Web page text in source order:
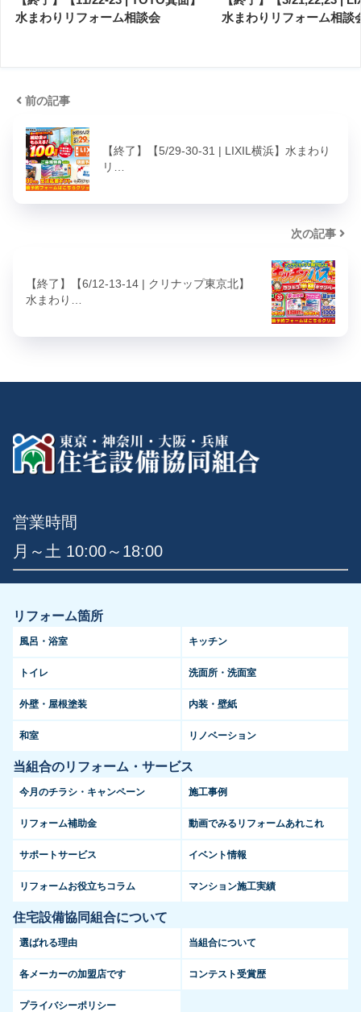
水まわりリフォーム相談会
水まわりリフォーム相談
前の記事
【終了】【5/29-30-31 | LIXIL横浜】水まわり
リ…
次の記事
【終了】【6/12-13-14 | クリナップ東京北】
水まわり…
営業時間
月～土 10:00～18:00
リフォーム箇所
風呂・浴室 キッチン
トイレ 洗面所・洗面室
外壁・屋根塗装 内装・壁紙
和室 リノベーション
当組合のリフォーム・サービス
今月のチラシ・キャンペーン 施工事例
リフォーム補助金 動画でみるリフォームあれこれ
サポートサービス イベント情報
リフォームお役立ちコラム マンション施工実績
住宅設備協同組合について
選ばれる理由 当組合について
各メーカーの加盟店です コンテスト受賞歴
プライバシーポリシー